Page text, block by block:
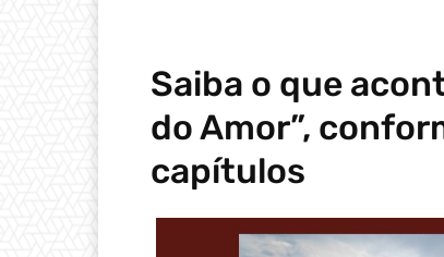
Saiba o que
do Amor”,
capítulos